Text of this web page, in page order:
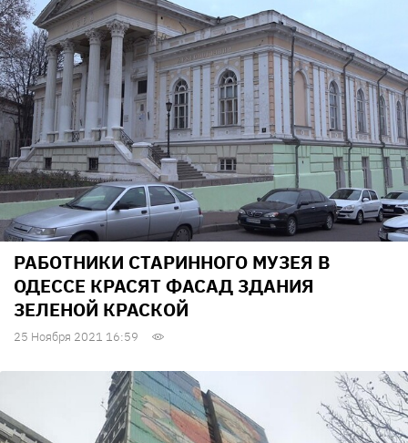
РАБОТНИКИ СТАРИННОГО МУЗЕЯ В
ОДЕССЕ КРАСЯТ ФАСАД ЗДАНИЯ
ЗЕЛЕНОЙ КРАСКОЙ
25 Ноября 2021 16:59